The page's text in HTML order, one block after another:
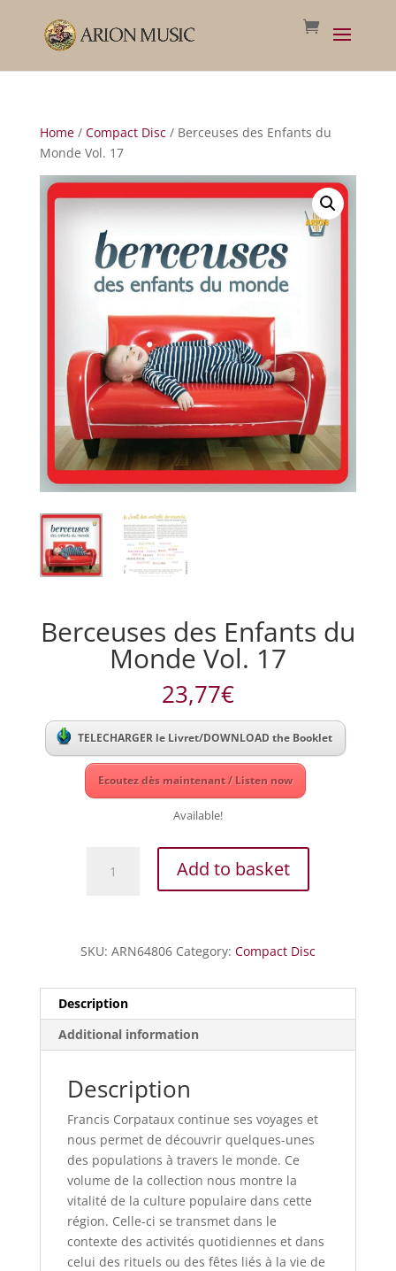
Home/ Compact Disc/ Berceuses des Enfants du
Monde Vol. 17
Berceuses des Enfants du
Monde Vol. 17
23,77€
TELECHARGER le Livret/DOWNLOAD the Booklet
Ecoutez dès maintenant / Listen now
Available!
Vol.
quantity
Add to basket
SKU: ARN64806 Category: Compact Disc
Description
Additional information
Description
Francis Corpataux continue ses voyages et
nous permet de découvrir quelques-unes
des populations à travers le monde. Ce
volume de la collection nous montre la
vitalité de la culture populaire dans cette
région. Celle-ci se transmet dans le
contexte des activités quotidiennes et dans
celui des rituels ou des fêtes liés à la vie de